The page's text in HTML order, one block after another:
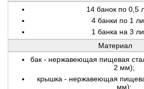
14 банок по 0,5
4 банки по 1
1 банка на 3
Материал
бак - нержавеющая пищевая
2 мм);
крышка - нержавеющая
мм);